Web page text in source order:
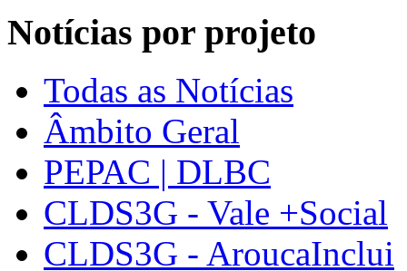
Notícias por projeto
Todas as Notícias
Âmbito Geral
PEPAC | DLBC
CLDS3G - Vale +Social
CLDS3G - AroucaInclui